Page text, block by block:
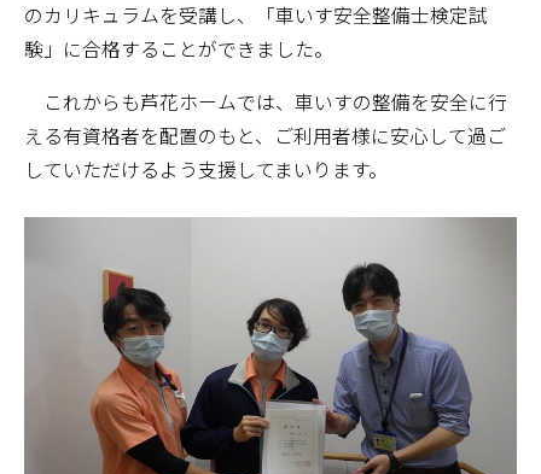
のカリキュラムを受講し、「車いす安全整備士検定試
験」に合格することができました。
これからも芦花ホームでは、車いすの整備を安全に行
える有資格者を配置のもと、ご利用者様に安心して過ご
していただけるよう支援してまいります。